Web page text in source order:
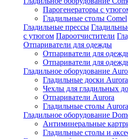
Парогенераторы с
Гладильные столы Comel
Гладильные прессы
с утюгом Пароотчистители
Отпариватели для одежды
Отпариватели для
Отпариватели для
Гладильное оборудование
Гладильные доски Aurora
Чехлы для гладильных
Отпариватели Aurora
Гладильные столы Aurora
Гладильное оборудование
Антиминеральные
Гладильные столы и